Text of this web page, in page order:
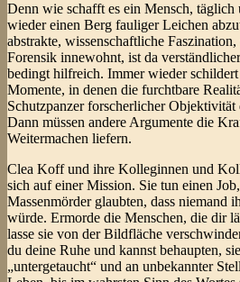
Denn wie schafft es ein Mensch, täglich
wieder einen Berg fauliger Leichen
abstrakte, wissenschaftliche
Forensik innewohnt, ist da
bedingt hilfreich. Immer wieder
Momente, in denen die furchtbare
Schutzpanzer forscherlicher Objektivität
Dann müssen andere Argumente die
Weitermachen liefern.
Clea Koff und ihre Kolleginnen und
sich auf einer Mission. Sie tun einen
Massenmörder glaubten, dass niemand
würde. Ermorde die Menschen, die dir
lasse sie von der Bildfläche
du deine Ruhe und kannst behaupten,
„untergetaucht“ und an unbekannter